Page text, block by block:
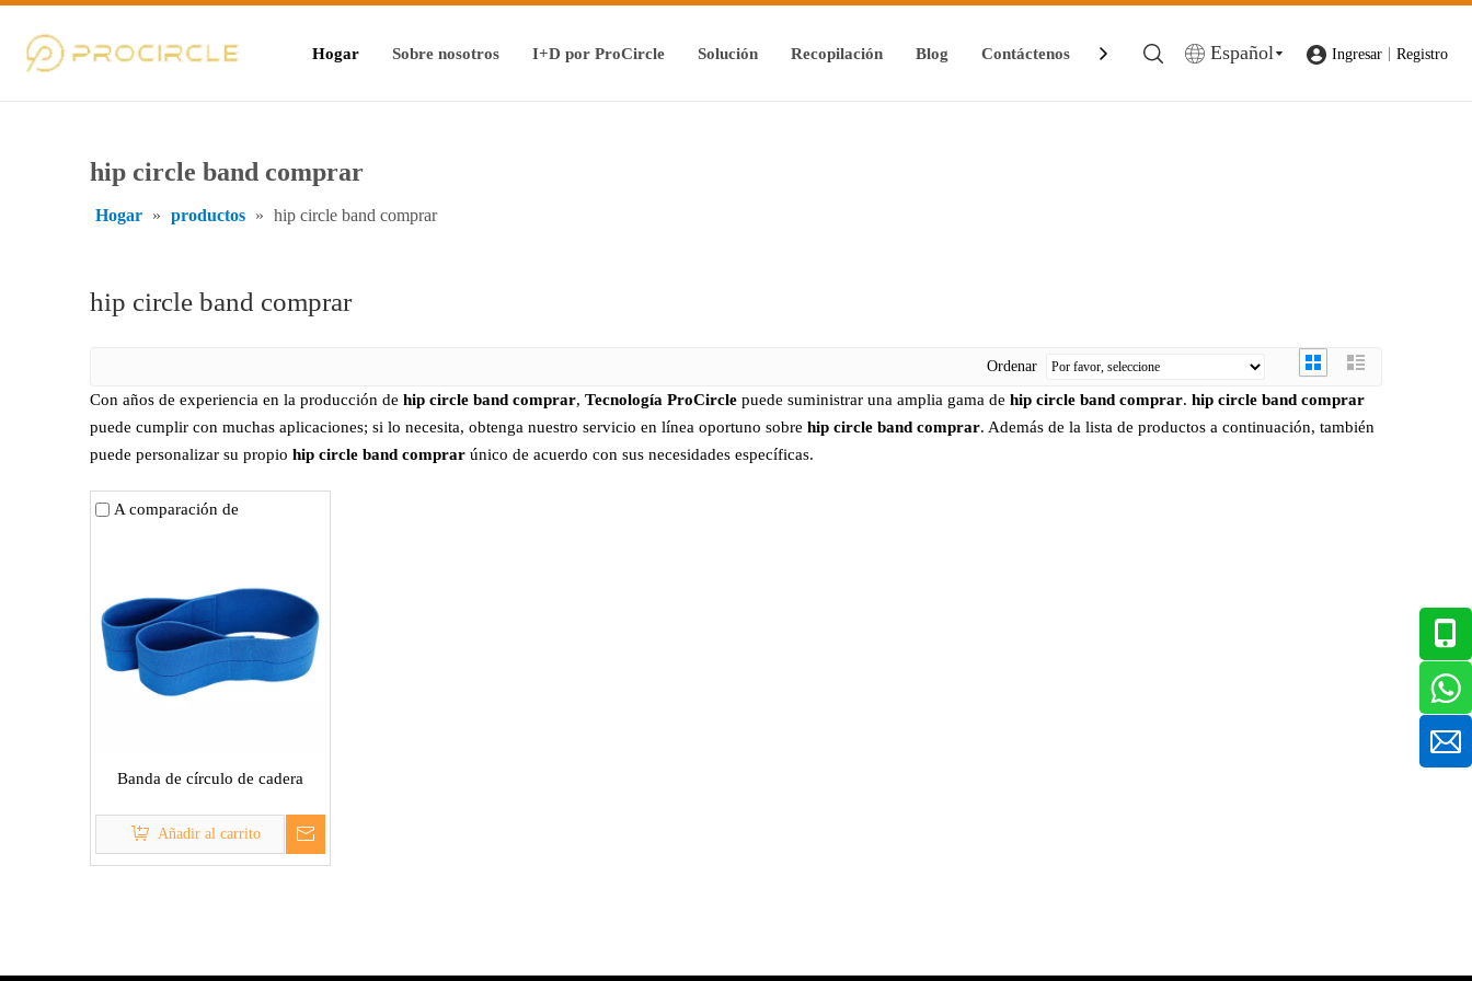
Hogar Sobre nosotros I+D por ProCircle Solución Recopilación Blog Contáctenos Español Ingresar Registro
hip circle band comprar
Hogar » productos » hip circle band comprar
hip circle band comprar
Ordenar
Con años de experiencia en la producción de hip circle band comprar, Tecnología ProCircle puede suministrar una amplia gama de hip circle band comprar. hip circle band comprar
puede cumplir con muchas aplicaciones; si lo necesita, obtenga nuestro servicio en línea oportuno sobre hip circle band comprar. Además de la lista de productos a continuación, también
puede personalizar su propio hip circle band comprar único de acuerdo con sus necesidades específicas.
A comparación de
Banda de círculo de cadera
Añadir al carrito